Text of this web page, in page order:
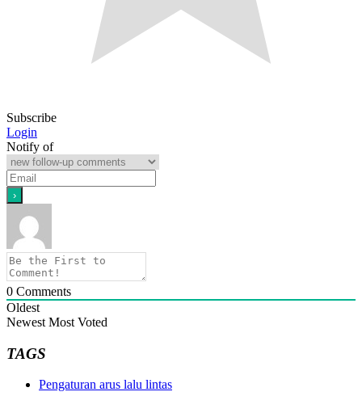
Subscribe
Login
Notify of
0 Comments
Oldest
Newest Most Voted
TAGS
Pengaturan arus lalu lintas